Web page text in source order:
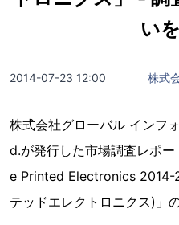
い
2014-07-23 12:00 株式
株式会社グローバル インフ
d.が発行した市場調査レポ
e Printed Electronics 2014-
テッドエレクトロニクス)」